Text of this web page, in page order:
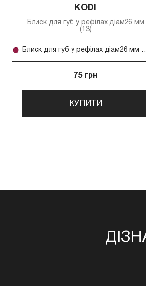
KODI
Блиск для губ у рефілах діам26 мм
(13)
Блиск для губ у
75 грн
КУПИТИ